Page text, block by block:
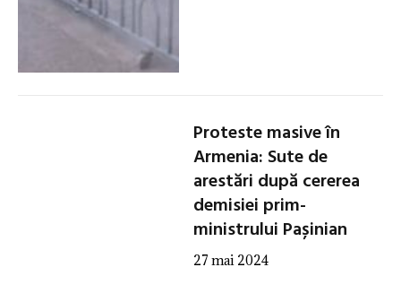
Proteste masive în
Armenia: Sute de
arestări după cererea
demisiei prim-
ministrului Pașinian
27 mai 2024